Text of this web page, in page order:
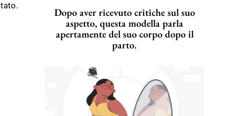
Dopo aver ricevuto critiche sul suo
aspetto, questa modella parla
apertamente del suo corpo dopo il
parto.